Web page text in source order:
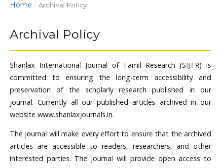
Home / Archival Policy
Archival Policy
Shanlax International Journal of Tamil Research (SIJTR) is
committed to ensuring the long-term accessibility and
preservation of the scholarly research published in our
journal. Currently all our published articles archived in our
website www.shanlaxjournals.in.
The journal will make every effort to ensure that the archived
articles are accessible to readers, researchers, and other
interested parties. The journal will provide open access to